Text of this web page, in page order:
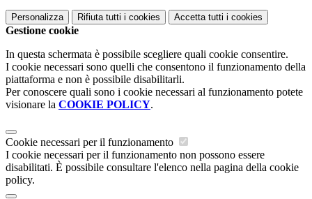
Personalizza Rifiuta tutti i cookies Accetta tutti i cookies
Gestione cookie
In questa schermata è possibile scegliere quali cookie consentire.
I cookie necessari sono quelli che consentono il funzionamento della
piattaforma e non è possibile disabilitarli.
Per conoscere quali sono i cookie necessari al funzionamento potete
visionare la COOKIE POLICY.
Cookie necessari per il funzionamento
I cookie necessari per il funzionamento non possono essere
disabilitati. È possibile consultare l'elenco nella pagina della cookie
policy.